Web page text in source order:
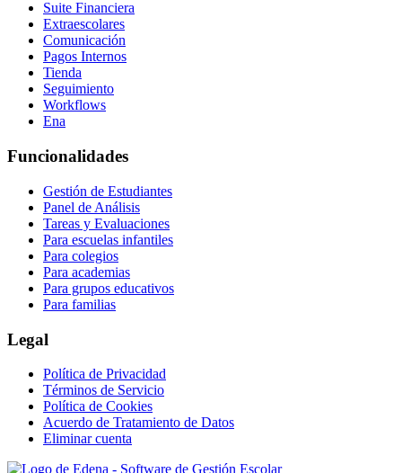
Suite Financiera
Extraescolares
Comunicación
Pagos Internos
Tienda
Seguimiento
Workflows
Ena
Funcionalidades
Gestión de Estudiantes
Panel de Análisis
Tareas y Evaluaciones
Para escuelas infantiles
Para colegios
Para academias
Para grupos educativos
Para familias
Legal
Política de Privacidad
Términos de Servicio
Política de Cookies
Acuerdo de Tratamiento de Datos
Eliminar cuenta